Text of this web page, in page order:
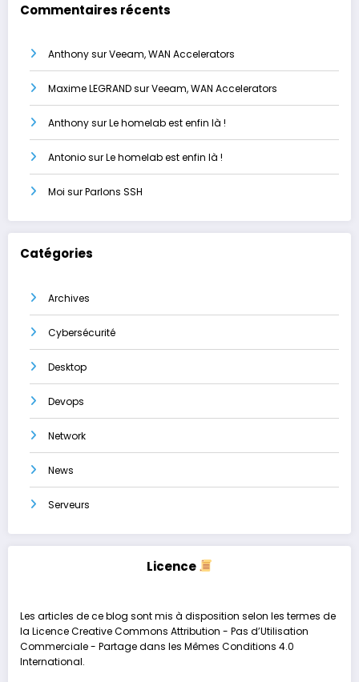
Commentaires récents
AnthonysurVeeam, WAN Accelerators
Maxime LEGRANDsurVeeam, WAN Accelerators
AnthonysurLe homelab est enfin là !
AntoniosurLe homelab est enfin là !
Moi surParlons SSH
Catégories
Archives
Cybersécurité
Desktop
Devops
Network
News
Serveurs
Licence
Les articles de ce blog sont mis à disposition selon les termes de
la Licence Creative Commons Attribution - Pas d’Utilisation
Commerciale - Partage dans les Mêmes Conditions 4.0
International.